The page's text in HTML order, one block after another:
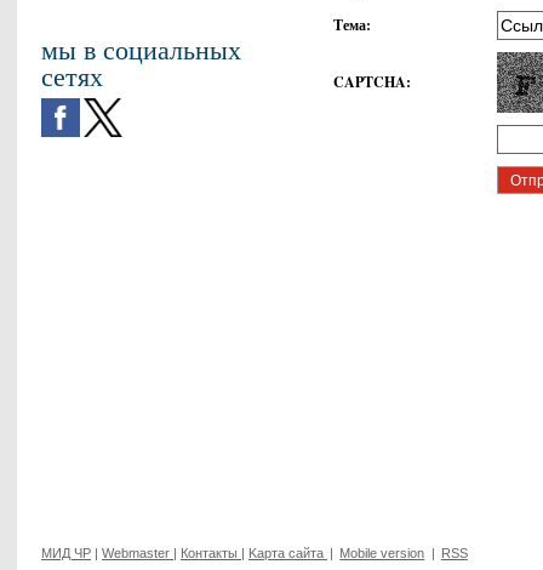
Тема:
CAPTCHA:
мы в социальных
сетях
МИД ЧР | Webmaster | Контакты | Kарта сайта | Mobile version | RSS